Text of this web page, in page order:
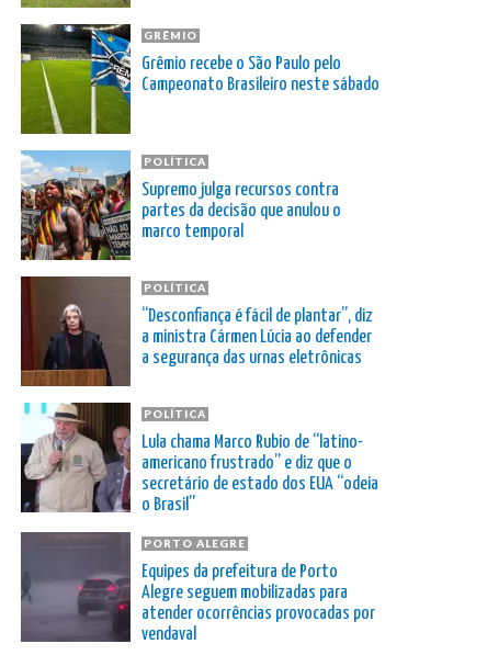
GRÊMIO
Grêmio recebe o São Paulo pelo
Campeonato Brasileiro neste sábado
POLÍTICA
Supremo julga recursos contra
partes da decisão que anulou o
marco temporal
POLÍTICA
“Desconfiança é fácil de plantar”, diz
a ministra Cármen Lúcia ao defender
a segurança das urnas eletrônicas
POLÍTICA
Lula chama Marco Rubio de “latino-
americano frustrado” e diz que o
secretário de estado dos EUA “odeia
o Brasil”
PORTO ALEGRE
Equipes da prefeitura de Porto
Alegre seguem mobilizadas para
atender ocorrências provocadas por
vendaval